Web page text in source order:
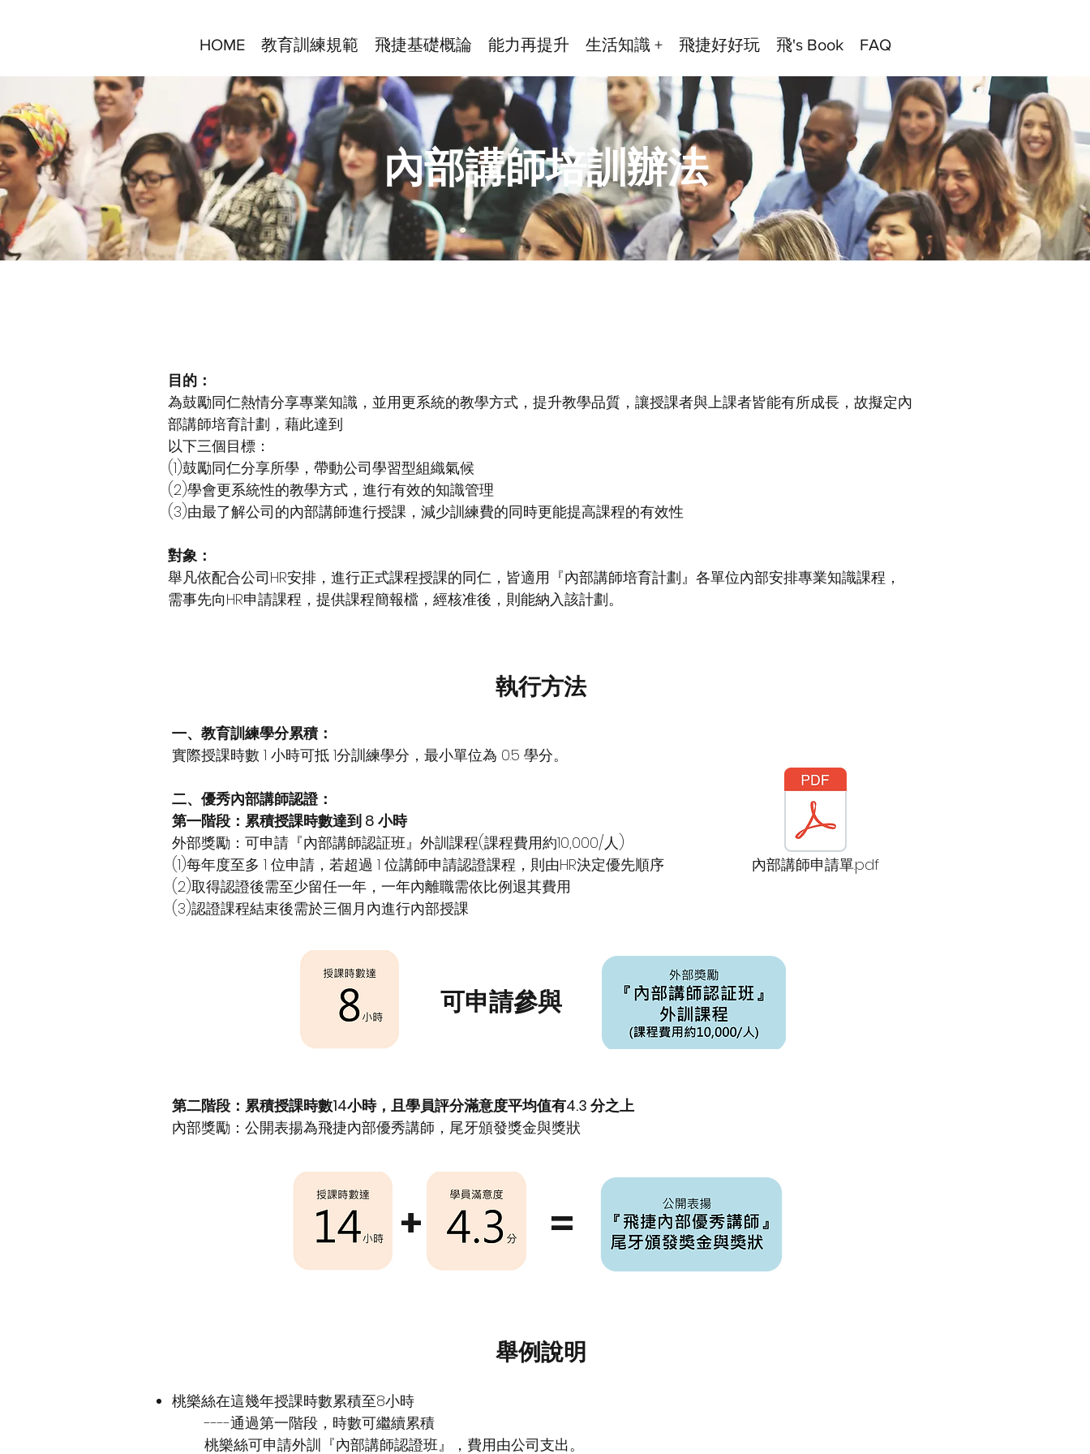
HOME 教育訓練規範 飛捷基礎概論 能力再提升 生活知識 + 飛捷好好玩 飛's Book FAQ
內部講師培訓辦法
目的：
為鼓勵同仁熱情分享專業知識，並用更系統的教學方式，提升教學品質，讓授課者與上課者皆能有所成⾧，故擬定內
部講師培育計劃，藉此達到
以下三個目標：
(1)鼓勵同仁分享所學，帶動公司學習型組織氣候
(2)學會更系統性的教學方式，進行有效的知識管理
(3)由最了解公司的內部講師進行授課，減少訓練費的同時更能提高課程的有效性
對象：
舉凡依配合公司HR安排，進行正式課程授課的同仁，皆適用『內部講師培育計劃』各單位內部安排專業知識課程，
需事先向HR申請課程，提供課程簡報檔，經核准後，則能納入該計劃。
執行方法
㇐、教育訓練學分累積：
實際授課時數 1 小時可抵 1分訓練學分，最小單位為 0.5 學分。
二、優秀內部講師認證：
第㇐階段：累積授課時數達到 8 小時
外部獎勵：可申請『內部講師認証班』外訓課程(課程費用約10,000/人)
(1)每年度至多 1 位申請，若超過 1 位講師申請認證課程，則由HR決定優先順序
(2)取得認證後需至少留任一年，一年內離職需依比例退其費用
(3)認證課程結束後需於三個月內進行內部授課
第二階段：累積授課時數14小時，且學員評分滿意度平均值有4.3 分之上
內部獎勵：公開表揚為飛捷內部優秀講師，尾牙頒發獎金與獎狀
可申請參與
+ =
內部講師申請單.pdf
舉例說明
桃樂絲在這幾年授課時數累積至8小時
----通過第一階段，時數可繼續累積
桃樂絲可申請外訓『內部講師認證班』，費用由公司支出。